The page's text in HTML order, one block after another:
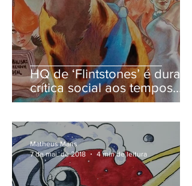
HQ de ‘Flintstones’ é dura
crítica social aos tempos
modernos
Matheus Mans
7 de mai. de 2018
4 min de leitura